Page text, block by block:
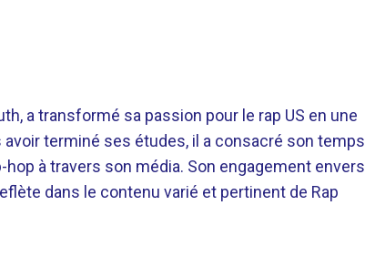
a transformé sa passion pour le rap US en une
terminé ses études, il a consacré son temps
à travers son média. Son engagement envers
dans le contenu varié et pertinent de Rap